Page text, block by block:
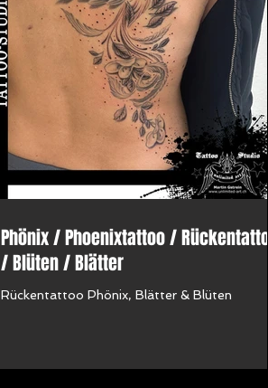
Phönix / Phoenixtattoo / Rückentattoo
/ Blüten / Blätter
Rückentattoo Phönix, Blätter & Blüten